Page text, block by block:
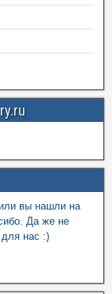
вы нашли на
Да же не
нас :)